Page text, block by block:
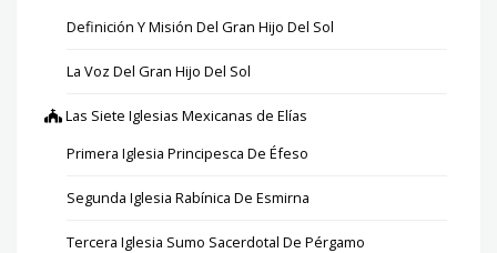
Definición Y Misión Del Gran Hijo Del Sol
La Voz Del Gran Hijo Del Sol
Las Siete Iglesias Mexicanas de Elías
Primera Iglesia Principesca De Éfeso
Segunda Iglesia Rabínica De Esmirna
Tercera Iglesia Sumo Sacerdotal De Pérgamo